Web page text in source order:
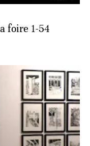
foire 1-54